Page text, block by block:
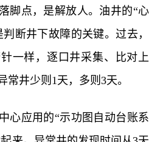
脚点，是解放人。油井的“心
断井下故障的关键。过去，
一样，逐口井采集、比对上
常井少则1天，多则3天。
心应用的“示功图自动台账系